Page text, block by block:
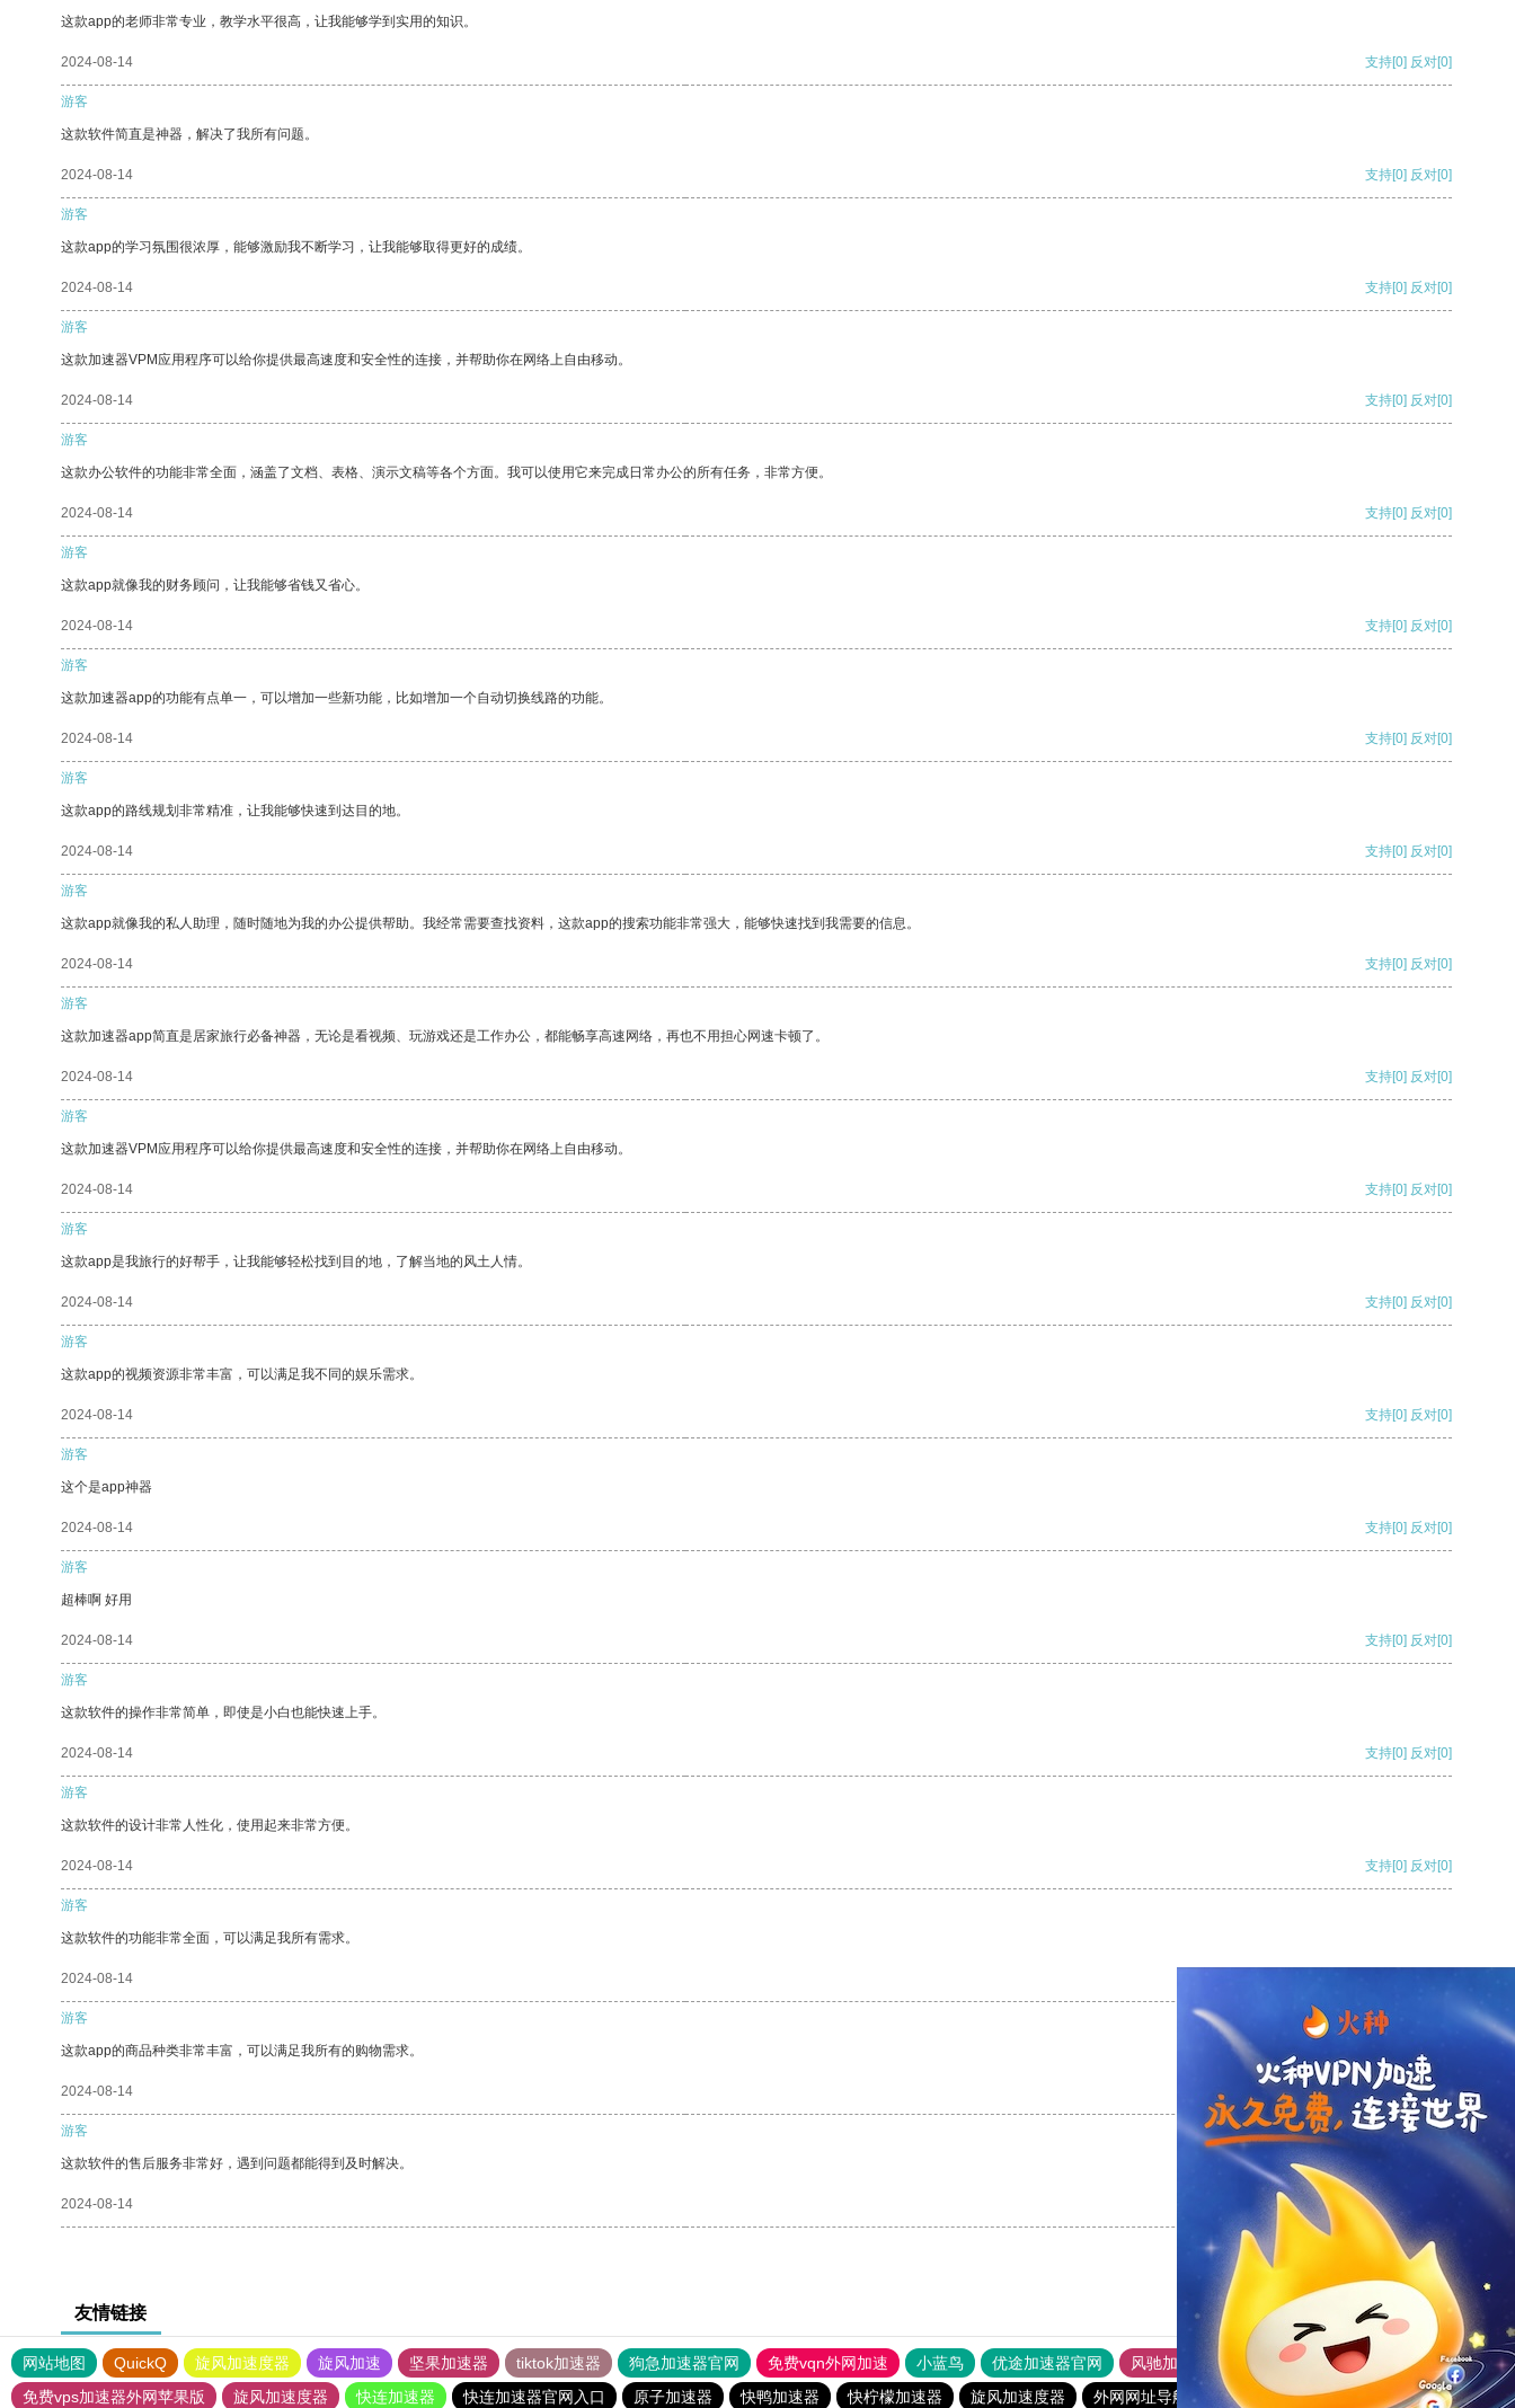
这款app的老师非常专业，教学水平很高，让我能够学到实用的知识。
2024-08-14 支持[0] 反对[0]
游客
这款软件简直是神器，解决了我所有问题。
2024-08-14 支持[0] 反对[0]
游客
这款app的学习氛围很浓厚，能够激励我不断学习，让我能够取得更好的成绩。
2024-08-14 支持[0] 反对[0]
游客
这款加速器VPM应用程序可以给你提供最高速度和安全性的连接，并帮助你在网络上自由移动。
2024-08-14 支持[0] 反对[0]
游客
这款办公软件的功能非常全面，涵盖了文档、表格、演示文稿等各个方面。我可以使用它来完成日常办公的所有任务，非常方便。
2024-08-14 支持[0] 反对[0]
游客
这款app就像我的财务顾问，让我能够省钱又省心。
2024-08-14 支持[0] 反对[0]
游客
这款加速器app的功能有点单一，可以增加一些新功能，比如增加一个自动切换线路的功能。
2024-08-14 支持[0] 反对[0]
游客
这款app的路线规划非常精准，让我能够快速到达目的地。
2024-08-14 支持[0] 反对[0]
游客
这款app就像我的私人助理，随时随地为我的办公提供帮助。我经常需要查找资料，这款app的搜索功能非常强大，能够快速找到我需要的信息。
2024-08-14 支持[0] 反对[0]
游客
这款加速器app简直是居家旅行必备神器，无论是看视频、玩游戏还是工作办公，都能畅享高速网络，再也不用担心网速卡顿了。
2024-08-14 支持[0] 反对[0]
游客
这款加速器VPM应用程序可以给你提供最高速度和安全性的连接，并帮助你在网络上自由移动。
2024-08-14 支持[0] 反对[0]
游客
这款app是我旅行的好帮手，让我能够轻松找到目的地，了解当地的风土人情。
2024-08-14 支持[0] 反对[0]
游客
这款app的视频资源非常丰富，可以满足我不同的娱乐需求。
2024-08-14 支持[0] 反对[0]
游客
这个是app神器
2024-08-14 支持[0] 反对[0]
游客
超棒啊 好用
2024-08-14 支持[0] 反对[0]
游客
这款软件的操作非常简单，即使是小白也能快速上手。
2024-08-14 支持[0] 反对[0]
游客
这款软件的设计非常人性化，使用起来非常方便。
2024-08-14 支持[0] 反对[0]
游客
这款软件的功能非常全面，可以满足我所有需求。
2024-08-14
游客
这款app的商品种类非常丰富，可以满足我所有的购物需求。
2024-08-14 支持 [0] 反对 [0]
游客
这款软件的售后服务非常好，遇到问题都能得到及时解决。
2024-08-14 支持
友情链接
网站地图 QuickQ 旋风加速度器 旋风加速 坚果加速器 tiktok加速器 狗急加速器官网 免费vqn外网加速 小蓝鸟 优途加速器官网 风驰加速器
旋风加速器
免费vps加速器外网苹果版
旋风加速度器 快连加速器 快连加速器官网入口 原子加速器 快鸭加速器 快柠檬加速器 旋风加速度器 外网网址导航 软件中心 雷霆加速 狂飙加速器